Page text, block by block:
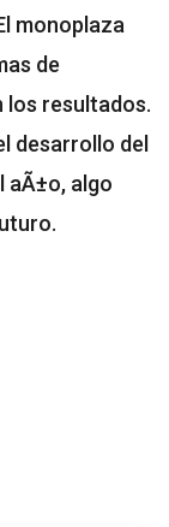
monoplaza
de
los resultados.
desarrollo del
aÃ±o, algo